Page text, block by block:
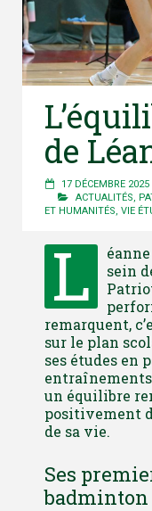
de
17 DÉCEMBRE 2025
ACTUALITÉS
ET HUMANITÉS VIE
L
sein
remarquent,
sur le plan
ses études en
un équilibre
positivement
de sa vie.
Ses
badminton